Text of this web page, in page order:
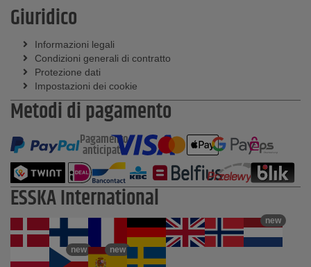
Giuridico
Informazioni legali
Condizioni generali di contratto
Protezione dati
Impostazioni dei cookie
Metodi di pagamento
Pagamento
anticipato
ESSKA International
new
new new